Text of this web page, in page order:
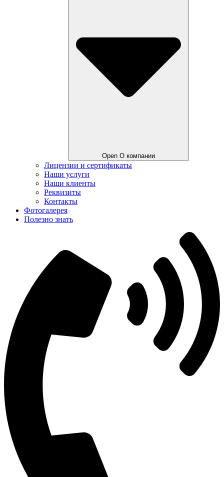
Open О компании
Лицензии и сертификаты
Наши услуги
Наши клиенты
Реквизиты
Контакты
Фотогалерея
Полезно знать